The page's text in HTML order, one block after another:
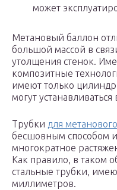
может
Метановый баллон
большой массой в
утолщения стенок.
композитные
имеют только
могут устанавливаться
Трубки для
бесшовным способом
многократное
Как правило, в таком
стальные трубки,
миллиметров.